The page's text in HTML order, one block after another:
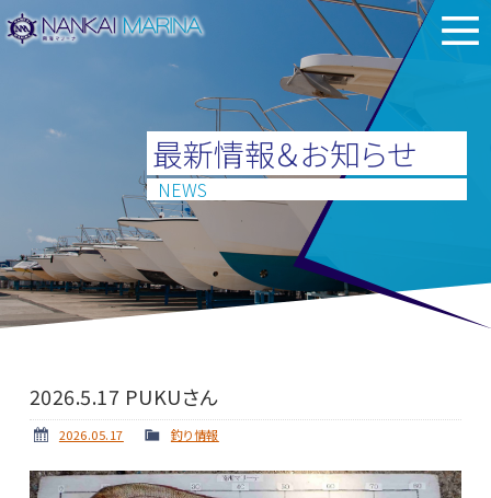
最新情報＆お知らせ
NEWS
2026.5.17 PUKUさん
2026.05.17 釣り情報